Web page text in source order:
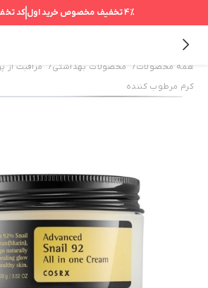
4%تخفیف مخصوص خرید اولکد
همه محصولات/ محصولات بهداشتی/ مراقبت
کرم مرطوب کننده